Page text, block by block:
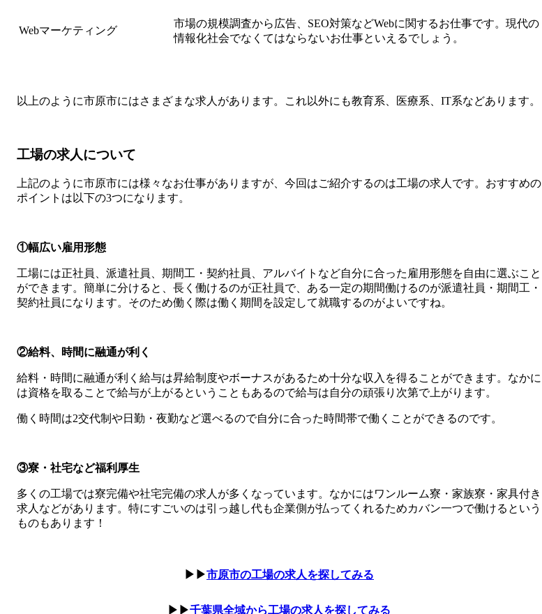
Webマーケティング
市場の規模調査から広告、SEO対策などWebに関するお仕事です。現代の
情報化社会でなくてはならないお仕事といえるでしょう。
以上のように市原市にはさまざまな求人があります。これ以外にも教育系、医療系、IT系などあります。
工場の求人について
上記のように市原市には様々なお仕事がありますが、今回はご紹介するのは工場の求人です。おすすめの
ポイントは以下の3つになります。
①幅広い雇用形態
工場には正社員、派遣社員、期間工・契約社員、アルバイトなど自分に合った雇用形態を自由に選ぶこと
ができます。簡単に分けると、長く働けるのが正社員で、ある一定の期間働けるのが派遣社員・期間工・
契約社員になります。そのため働く際は働く期間を設定して就職するのがよいですね。
②給料、時間に融通が利く
給料・時間に融通が利く給与は昇給制度やボーナスがあるため十分な収入を得ることができます。なかに
は資格を取ることで給与が上がるということもあるので給与は自分の頑張り次第で上がります。
働く時間は2交代制や日勤・夜勤など選べるので自分に合った時間帯で働くことができるのです。
③寮・社宅など福利厚生
多くの工場では寮完備や社宅完備の求人が多くなっています。なかにはワンルーム寮・家族寮・家具付き
求人などがあります。特にすごいのは引っ越し代も企業側が払ってくれるためカバン一つで働けるという
ものもあります！
▶▶市原市の工場の求人を探してみる
▶▶千葉県全域から工場の求人を探してみる